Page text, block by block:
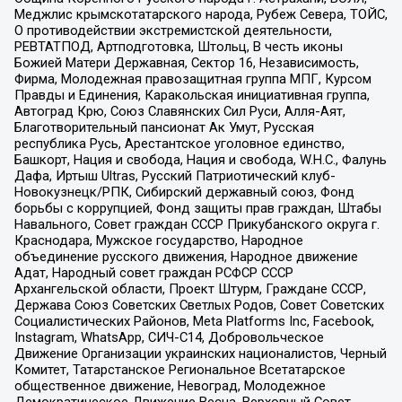
Меджлис крымскотатарского народа, Рубеж Севера, ТОЙС,
О противодействии экстремистской деятельности,
РЕВТАТПОД, Артподготовка, Штольц, В честь иконы
Божией Матери Державная, Сектор 16, Независимость,
Фирма, Молодежная правозащитная группа МПГ, Курсом
Правды и Единения, Каракольская инициативная группа,
Автоград Крю, Союз Славянских Сил Руси, Алля-Аят,
Благотворительный пансионат Ак Умут, Русская
республика Русь, Арестантское уголовное единство,
Башкорт, Нация и свобода, Нация и свобода, W.H.С., Фалунь
Дафа, Иртыш Ultras, Русский Патриотический клуб-
Новокузнецк/РПК, Сибирский державный союз, Фонд
борьбы с коррупцией, Фонд защиты прав граждан, Штабы
Навального, Совет граждан СССР Прикубанского округа г.
Краснодара, Мужское государство, Народное
объединение русского движения, Народное движение
Адат, Народный совет граждан РСФСР СССР
Архангельской области, Проект Штурм, Граждане СССР,
Держава Союз Советских Светлых Родов, Совет Советских
Социалистических Районов, Meta Platforms Inc, Facebook,
Instagram, WhatsApp, СИЧ-С14, Добровольческое
Движение Организации украинских националистов, Черный
Комитет, Татарстанское Региональное Всетатарское
общественное движение, Невоград, Молодежное